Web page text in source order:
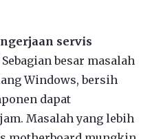
servis
Sebagian besar masalah
Windows, bersih
dapat
Masalah yang lebih